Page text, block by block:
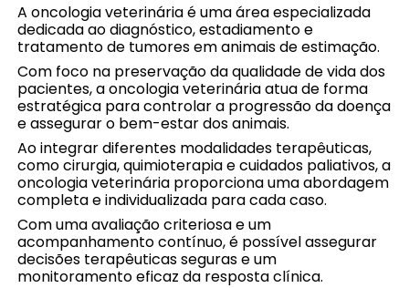
A oncologia veterinária é uma área especializada
dedicada ao diagnóstico, estadiamento e
tratamento de tumores em animais de estimação.
Com foco na preservação da qualidade de vida dos
pacientes, a oncologia veterinária atua de forma
estratégica para controlar a progressão da doença
e assegurar o bem-estar dos animais.
Ao integrar diferentes modalidades terapêuticas,
como cirurgia, quimioterapia e cuidados paliativos, a
oncologia veterinária proporciona uma abordagem
completa e individualizada para cada caso.
Com uma avaliação criteriosa e um
acompanhamento contínuo, é possível assegurar
decisões terapêuticas seguras e um
monitoramento eficaz da resposta clínica.